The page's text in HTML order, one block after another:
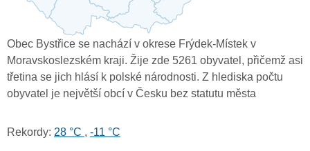
Obec Bystřice se nachází v okrese Frýdek-Místek v
Moravskoslezském kraji. Žije zde 5261 obyvatel, přičemž asi
třetina se jich hlásí k polské národnosti. Z hlediska počtu
obyvatel je největší obcí v Česku bez statutu města
Rekordy: 28 °C , -11 °C